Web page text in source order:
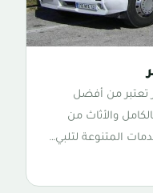
من أفضل
والأثاث من
المتنوعة لتلبي…